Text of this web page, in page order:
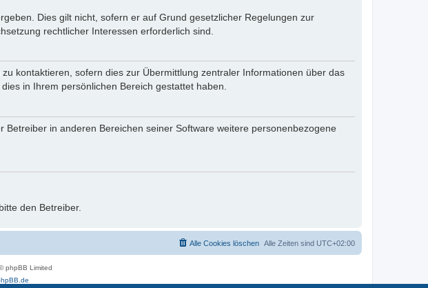
Dies gilt nicht, sofern er auf Grund gesetzlicher Regelungen zur
rechtlicher Interessen erforderlich sind.
kontaktieren, sofern dies zur Übermittlung zentraler Informationen über das
in Ihrem persönlichen Bereich gestattet haben.
in anderen Bereichen seiner Software weitere personenbezogene
den Betreiber.
Alle Zeiten sind UTC+02:00
Alle Cookies löschen
phpBB Limited